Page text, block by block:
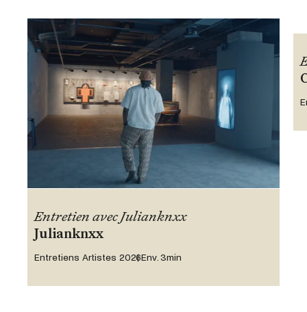
Entretien avec Julianknxx
Julianknxx
Entretiens Artistes 2026Env. 3min